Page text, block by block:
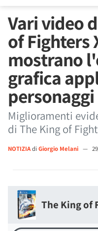
Vari video
of Fighters
mostrano
grafica
personaggi
Miglioramenti
di The King of
NOTIZIAdi Giorgio Melani —
The King of